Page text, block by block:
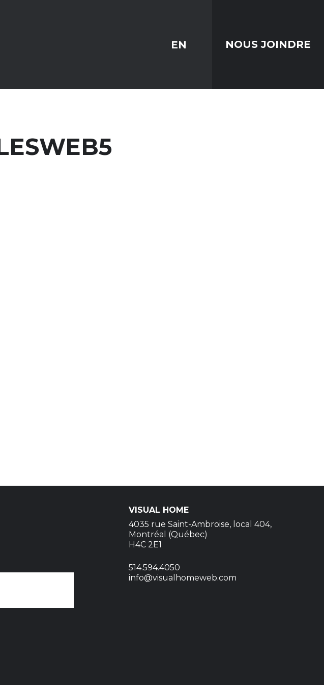
EN NOUS JOINDRE
VISUAL HOME
4035 rue Saint-Ambroise, local 404,
Montréal (Québec)
H4C 2E1
514.594.4050
info@visualhomeweb.com